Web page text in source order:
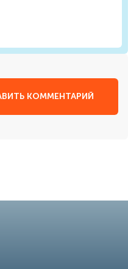
КОММЕНТАРИЙ